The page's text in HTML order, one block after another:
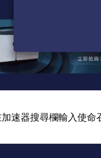
速器搜尋欄輸入使